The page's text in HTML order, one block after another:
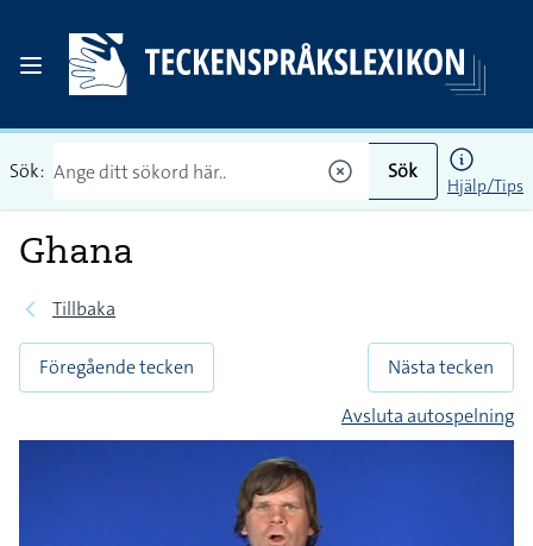
Sök: Sök
Hjälp/Tips
Ghana
Tillbaka
Föregående tecken
Nästa tecken
Avsluta autospelning